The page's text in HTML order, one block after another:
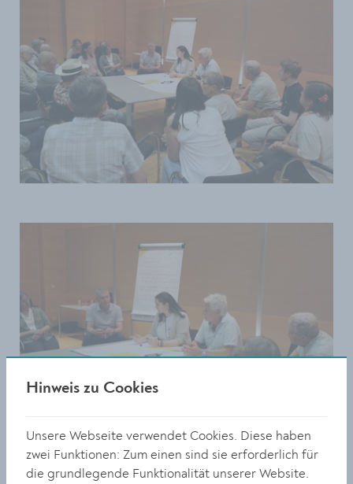
Hinweis zu Cookies
Unsere Webseite verwendet Cookies. Diese haben
zwei Funktionen: Zum einen sind sie erforderlich für
die grundlegende Funktionalität unserer Website.